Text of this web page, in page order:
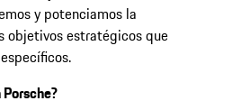
y potenciamos la
objetivos estratégicos que